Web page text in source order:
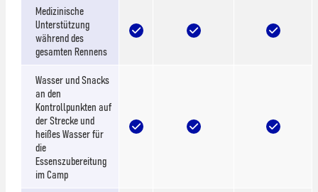
Medizinische
Unterstützung
während des
gesamten Rennens
Wasser und Snacks
an den
Kontrollpunkten auf
der Strecke und
heißes Wasser für
die
Essenszubereitung
im Camp